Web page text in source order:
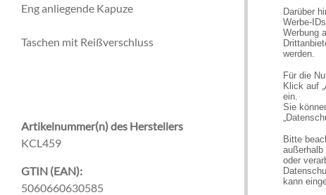
Darüber
Werbe-
Werbung
werden.
Für die
Klick auf
ein.
Sie
Bitte
oder
kann
Eng anliegende Kapuze
Taschen mit Reißverschluss
Artikelnummer(n) des Herstellers
KCL459
GTIN (EAN):
5060660630585